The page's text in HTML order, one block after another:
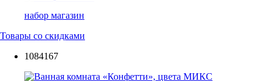
набор магазин
Товары со скидками
1084167